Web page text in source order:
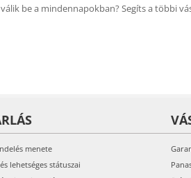
be a mindennapokban? Segíts a többi
menete
lehetséges státuszai